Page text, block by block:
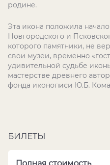
родине.
Эта икона положила
Новгородского и
которого памятники, не
свои музеи, временно
удивительной судьбе
мастерстве древнего
фонда иконописи Ю.Б.
БИЛЕТЫ